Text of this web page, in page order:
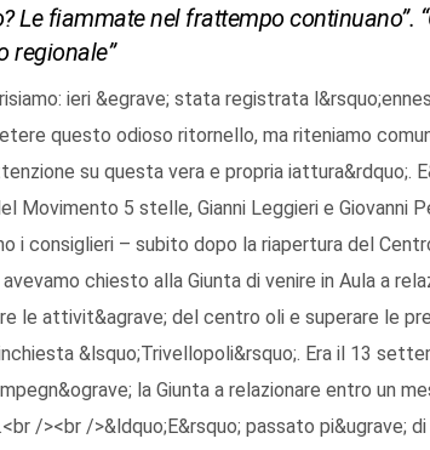
Le fiammate nel frattempo continuano”.
regionale”
ieri &egrave; stata registrata
questo odioso ritornello, ma riteniamo
su questa vera e propria iattura&rdquo;.
Movimento 5 stelle, Gianni Leggieri e Giovanni
i consiglieri – subito dopo la riapertura del
chiesto alla Giunta di venire in Aula a
le attivit&agrave; del centro oli e superare le
&lsquo;Trivellopoli&rsquo;. Era il 13
la Giunta a relazionare entro un
/><br />&ldquo;E&rsquo; passato pi&ugrave;